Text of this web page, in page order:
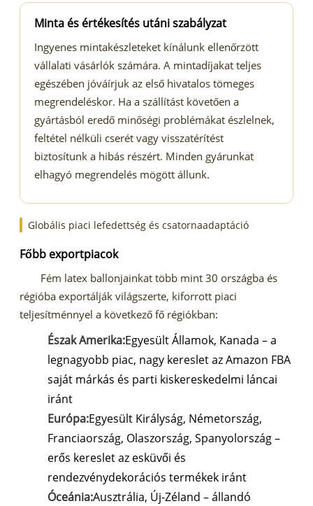
Minta és értékesítés utáni szabályzat
Ingyenes mintakészleteket kínálunk ellenőrzött
vállalati vásárlók számára. A mintadíjakat teljes
egészében jóváírjuk az első hivatalos tömeges
megrendeléskor. Ha a szállítást követően a
gyártásból eredő minőségi problémákat észlelnek,
feltétel nélküli cserét vagy visszatérítést
biztosítunk a hibás részért. Minden gyárunkat
elhagyó megrendelés mögött állunk.
Globális piaci lefedettség és csatornaadaptáció
Főbb exportpiacok
Fém latex ballonjainkat több mint 30 országba és
régióba exportálják világszerte, kiforrott piaci
teljesítménnyel a következő fő régiókban:
Észak Amerika:Egyesült Államok, Kanada – a
legnagyobb piac, nagy kereslet az Amazon FBA
saját márkás és parti kiskereskedelmi láncai
iránt
Európa:Egyesült Királyság, Németország,
Franciaország, Olaszország, Spanyolország –
erős kereslet az esküvői és
rendezvénydekorációs termékek iránt
Óceánia:Ausztrália, Új-Zéland – állandó